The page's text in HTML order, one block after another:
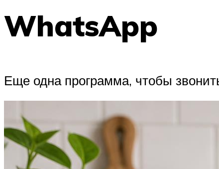
WhatsApp
Еще одна программа, чтобы